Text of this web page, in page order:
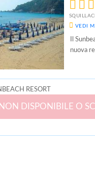
VEDI
Il
nuova
RESORT
DISPONIBILE O